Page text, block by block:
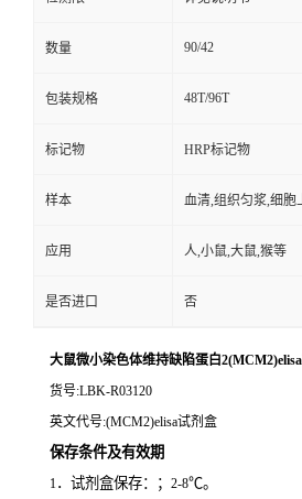
数量 90/42
包装规格 48T/96T
标记物 HRP标记物
样本 血清,组织匀浆,细胞
应用 人,小鼠,大鼠,猴等
是否进口 否
大鼠微小染色体维持缺陷蛋白
货号:LBK-R03120
英文代号:(MCM2)elisa试剂盒
保存条件及有效期
1．试剂盒保存：； 2-8℃。